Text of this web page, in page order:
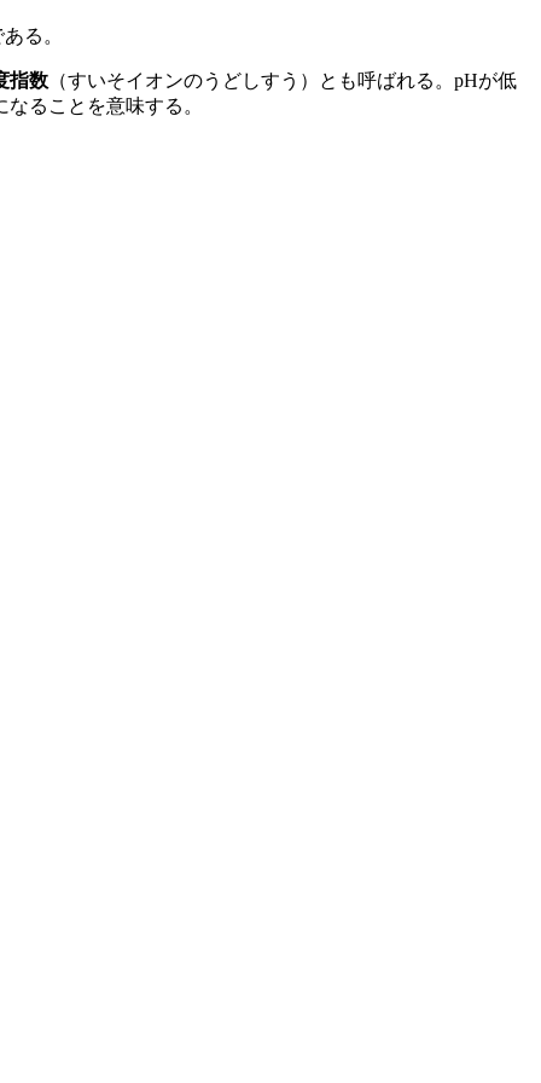
る。
指数 （すいそイオンのうどしすう）とも呼ばれる。pHが低
ることを意味する。